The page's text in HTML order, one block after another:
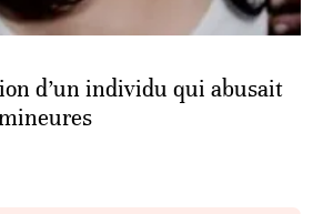
d’un individu qui abusait